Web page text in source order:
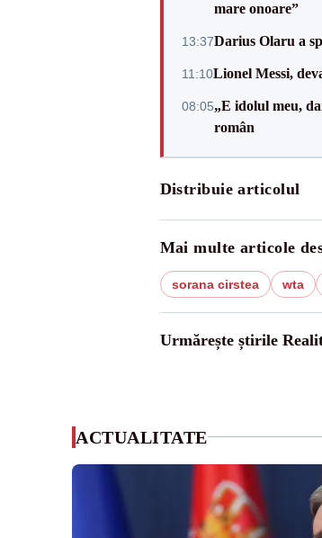
mare onoare”
13:37Darius Olaru a
11:10Lionel Messi,
08:05„E idolul meu,
român
Distribuie articolul
Mai multe articole
sorana cirstea wta
Urmărește știrile
ACTUALITATE